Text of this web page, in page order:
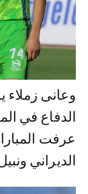
وعانى
الدفاع في
عرفت
الديراني